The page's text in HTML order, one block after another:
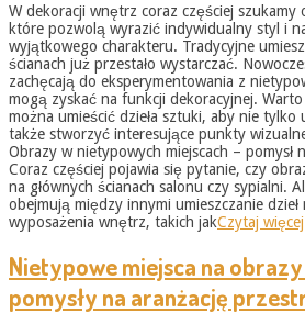
31
W dekoracji wnętrz coraz częściej szukamy
które pozwolą wyrazić indywidualny styl i
wyjątkowego charakteru. Tradycyjne
ścianach już przestało wystarczać.
zachęcają do eksperymentowania z
mogą zyskać na funkcji dekoracyjnej.
można umieścić dzieła sztuki, aby nie tylko
także stworzyć interesujące punkty
Obrazy w nietypowych miejscach – pomysł
Coraz częściej pojawia się pytanie, czy
na głównych ścianach salonu czy sypialni.
obejmują między innymi umieszczanie dzieł
wyposażenia wnętrz, takich jakCzytaj więcej
Nietypowe miejsca na
pomysły na aranżację